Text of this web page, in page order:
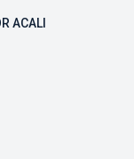
ACALI